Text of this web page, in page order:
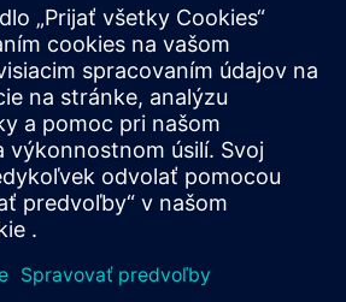
Začnite
Kontaktujte nás